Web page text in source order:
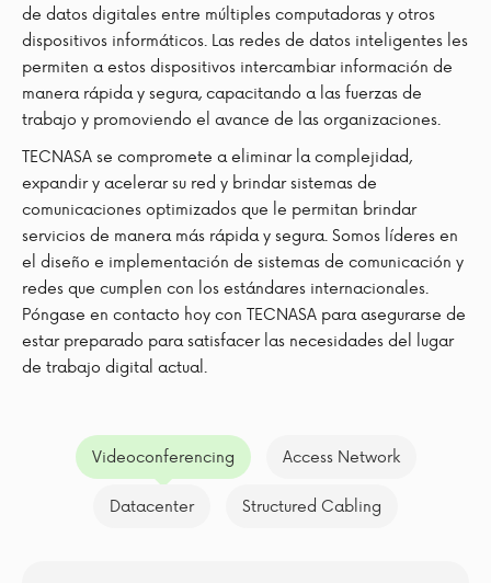
de datos digitales entre múltiples computadoras y otros
dispositivos informáticos. Las redes de datos inteligentes les
permiten a estos dispositivos intercambiar información de
manera rápida y segura, capacitando a las fuerzas de
trabajo y promoviendo el avance de las organizaciones.
TECNASA se compromete a eliminar la complejidad,
expandir y acelerar su red y brindar sistemas de
comunicaciones optimizados que le permitan brindar
servicios de manera más rápida y segura. Somos líderes en
el diseño e implementación de sistemas de comunicación y
redes que cumplen con los estándares internacionales.
Póngase en contacto hoy con TECNASA para asegurarse de
estar preparado para satisfacer las necesidades del lugar
de trabajo digital actual.
Videoconferencing Access Network
Datacenter Structured Cabling